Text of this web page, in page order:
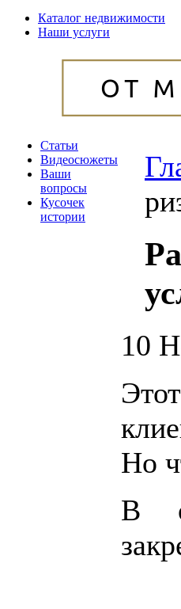
Каталог недвижимости
Наши услуги
Статьи
Видеосюжеты
Ваши
вопросы
Кусочек
истории
10
Но
В